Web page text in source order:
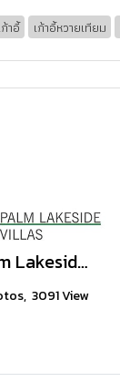
ก้าอี้ เก้าอี้หวายเทียม
Palm Lakeside Villas, Chonburi Thailand
3091 View